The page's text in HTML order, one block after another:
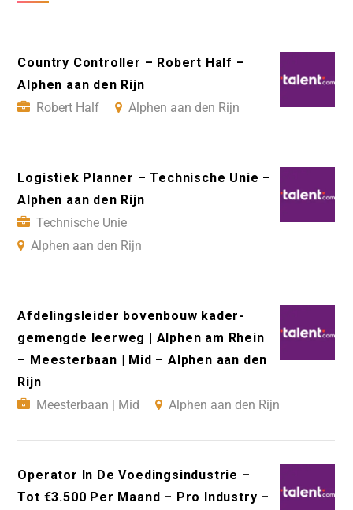
Country Controller – Robert Half –
Alphen aan den Rijn
Robert Half
Alphen aan den Rijn
Logistiek Planner – Technische Unie –
Alphen aan den Rijn
Technische Unie
Alphen aan den Rijn
Afdelingsleider bovenbouw kader-
gemengde leerweg | Alphen am Rhein
– Meesterbaan | Mid – Alphen aan den
Rijn
Meesterbaan | Mid
Alphen aan den Rijn
Operator In De Voedingsindustrie –
Tot €3.500 Per Maand – Pro Industry –